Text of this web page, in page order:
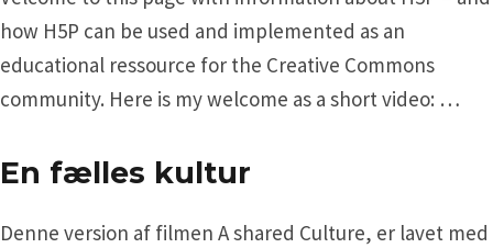
how H5P can be used and implemented as an
educational ressource for the Creative Commons
community. Here is my welcome as a short video: …
En fælles kultur
Denne version af filmen A shared Culture, er lavet med